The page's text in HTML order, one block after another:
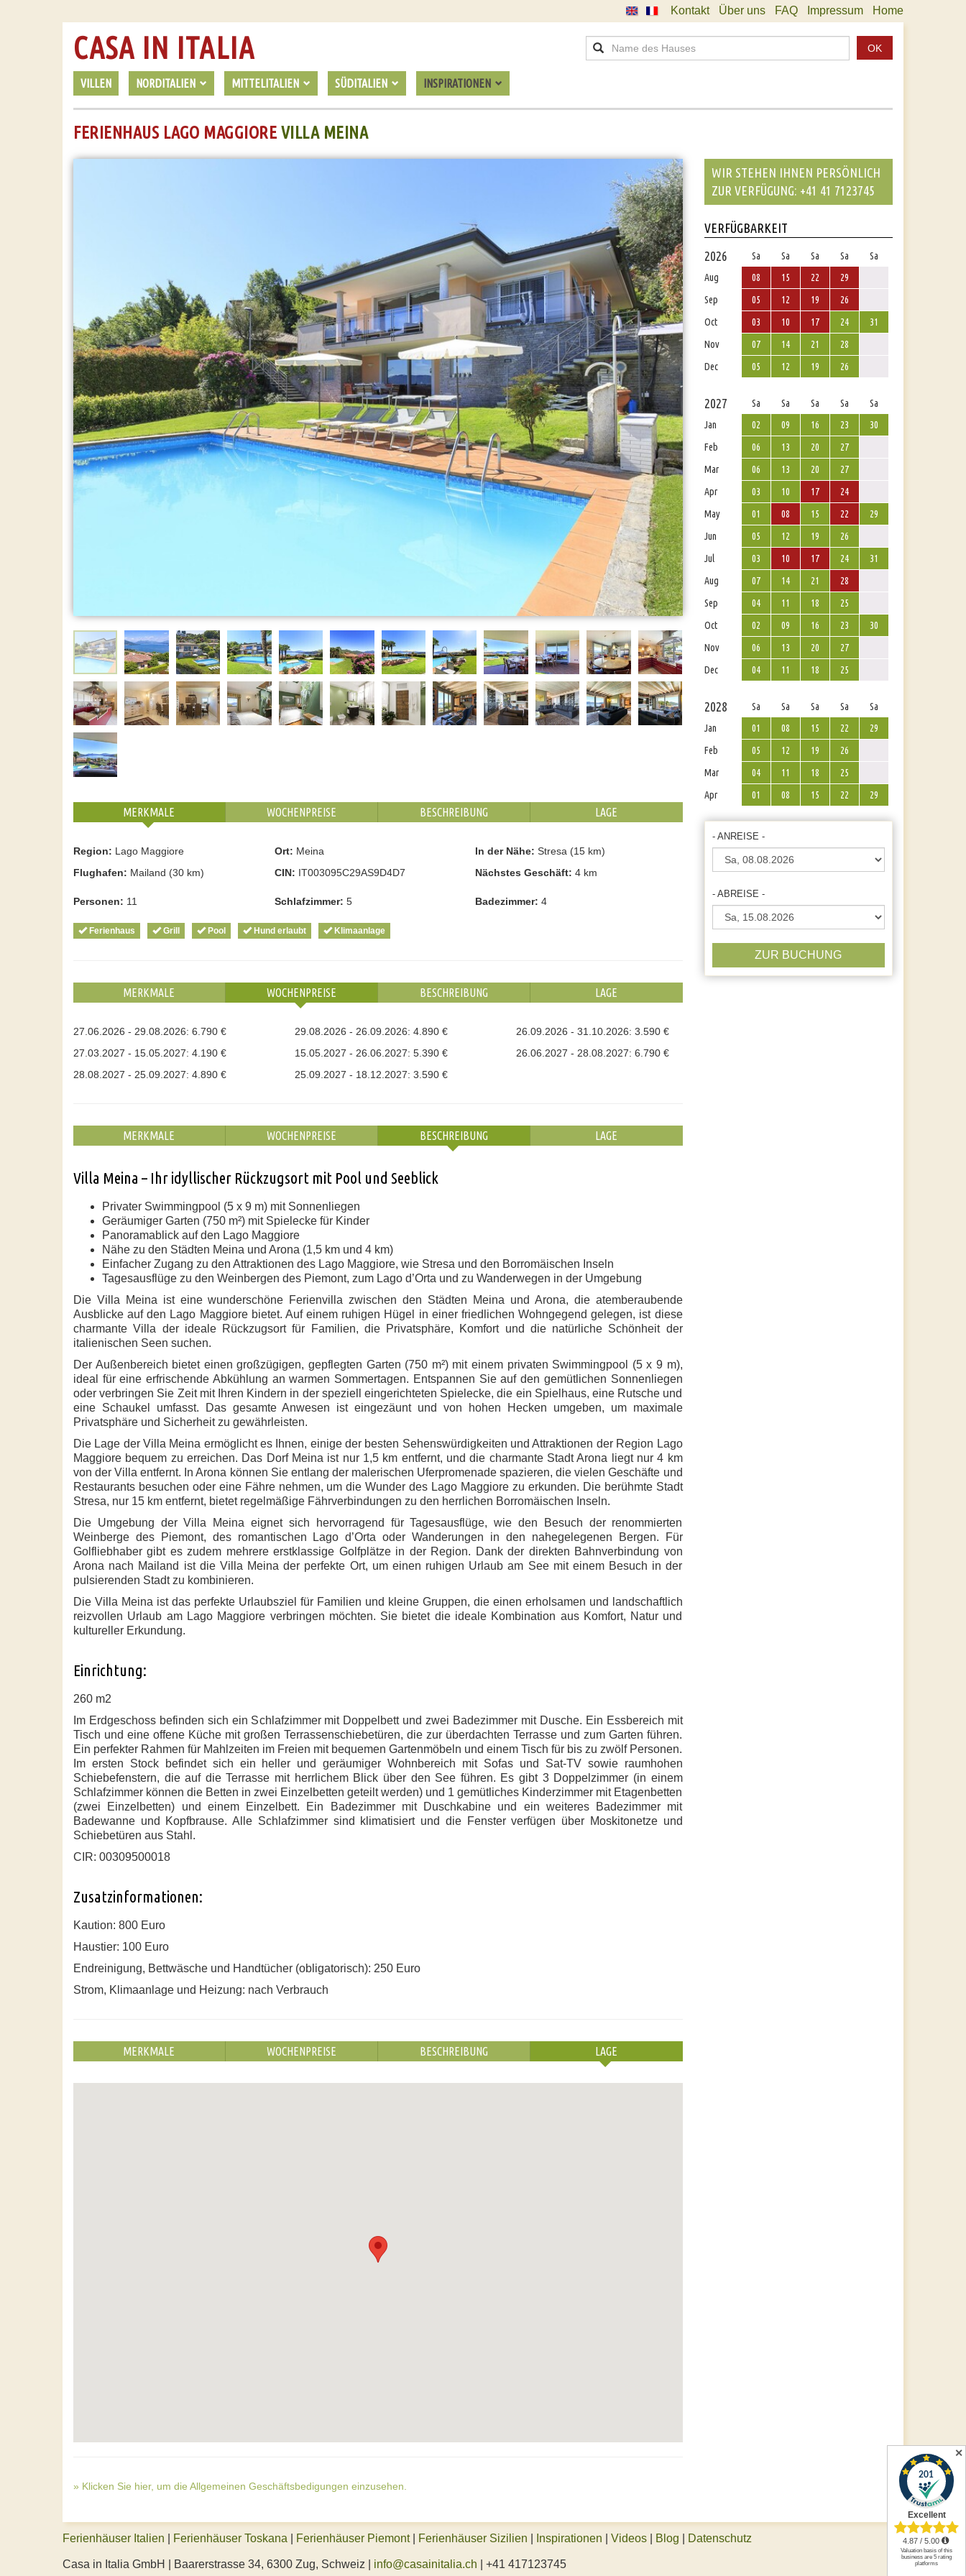
Kontakt Über uns FAQ Impressum Home
VILLEN NORDITALIEN MITTELITALIEN SÜDITALIEN INSPIRATIONEN
CASA IN ITALIA OK
FERIENHAUS LAGO MAGGIORE VILLA MEINA
MERKMALE WOCHENPREISE BESCHREIBUNG LAGE
Region: Lago Maggiore Ort: Meina In der Nähe: Stresa (15 km)
Flughafen: Mailand (30 km) CIN: IT003095C29AS9D4D7 Nächstes Geschäft: 4 km
Personen: 11 Schlafzimmer: 5 Badezimmer: 4
Ferienhaus Grill Pool Hund erlaubt Klimaanlage
MERKMALE WOCHENPREISE BESCHREIBUNG LAGE
27.06.2026 - 29.08.2026: 6.790 € 29.08.2026 - 26.09.2026: 4.890 €
26.09.2026 - 31.10.2026: 3.590 €
27.03.2027 - 15.05.2027: 4.190 €
15.05.2027 - 26.06.2027: 5.390 €
26.06.2027 - 28.08.2027: 6.790 €
28.08.2027 - 25.09.2027: 4.890 €
25.09.2027 - 18.12.2027: 3.590 €
MERKMALE WOCHENPREISE BESCHREIBUNG LAGE
Villa Meina – Ihr idyllischer Rückzugsort mit Pool und Seeblick
Privater Swimmingpool (5 x 9 m) mit Sonnenliegen
Geräumiger Garten (750 m²) mit Spielecke für Kinder
Panoramablick auf den Lago Maggiore
Nähe zu den Städten Meina und Arona (1,5 km und 4 km)
Einfacher Zugang zu den Attraktionen des Lago Maggiore, wie Stresa und den Borromäischen Inseln
Tagesausflüge zu den Weinbergen des Piemont, zum Lago d’Orta und zu Wanderwegen in der Umgebung
Die Villa Meina ist eine wunderschöne Ferienvilla zwischen den Städten Meina und Arona, die atemberaubende
Ausblicke auf den Lago Maggiore bietet. Auf einem ruhigen Hügel in einer friedlichen Wohngegend gelegen, ist diese
charmante Villa der ideale Rückzugsort für Familien, die Privatsphäre, Komfort und die natürliche Schönheit der
italienischen Seen suchen.
Der Außenbereich bietet einen großzügigen, gepflegten Garten (750 m²) mit einem privaten Swimmingpool (5 x 9 m),
ideal für eine erfrischende Abkühlung an warmen Sommertagen. Entspannen Sie auf den gemütlichen Sonnenliegen
oder verbringen Sie Zeit mit Ihren Kindern in der speziell eingerichteten Spielecke, die ein Spielhaus, eine Rutsche und
eine Schaukel umfasst. Das gesamte Anwesen ist eingezäunt und von hohen Hecken umgeben, um maximale
Privatsphäre und Sicherheit zu gewährleisten.
Die Lage der Villa Meina ermöglicht es Ihnen, einige der besten Sehenswürdigkeiten und Attraktionen der Region Lago
Maggiore bequem zu erreichen. Das Dorf Meina ist nur 1,5 km entfernt, und die charmante Stadt Arona liegt nur 4 km
von der Villa entfernt. In Arona können Sie entlang der malerischen Uferpromenade spazieren, die vielen Geschäfte und
Restaurants besuchen oder eine Fähre nehmen, um die Wunder des Lago Maggiore zu erkunden. Die berühmte Stadt
Stresa, nur 15 km entfernt, bietet regelmäßige Fährverbindungen zu den herrlichen Borromäischen Inseln.
Die Umgebung der Villa Meina eignet sich hervorragend für Tagesausflüge, wie den Besuch der renommierten
Weinberge des Piemont, des romantischen Lago d’Orta oder Wanderungen in den nahegelegenen Bergen. Für
Golfliebhaber gibt es zudem mehrere erstklassige Golfplätze in der Region. Dank der direkten Bahnverbindung von
Arona nach Mailand ist die Villa Meina der perfekte Ort, um einen ruhigen Urlaub am See mit einem Besuch in der
pulsierenden Stadt zu kombinieren.
Die Villa Meina ist das perfekte Urlaubsziel für Familien und kleine Gruppen, die einen erholsamen und landschaftlich
reizvollen Urlaub am Lago Maggiore verbringen möchten. Sie bietet die ideale Kombination aus Komfort, Natur und
kultureller Erkundung.
Einrichtung:
260 m2
Im Erdgeschoss befinden sich ein Schlafzimmer mit Doppelbett und zwei Badezimmer mit Dusche. Ein Essbereich mit
Tisch und eine offene Küche mit großen Terrassenschiebetüren, die zur überdachten Terrasse und zum Garten führen.
Ein perfekter Rahmen für Mahlzeiten im Freien mit bequemen Gartenmöbeln und einem Tisch für bis zu zwölf Personen.
Im ersten Stock befindet sich ein heller und geräumiger Wohnbereich mit Sofas und Sat-TV sowie raumhohen
Schiebefenstern, die auf die Terrasse mit herrlichem Blick über den See führen. Es gibt 3 Doppelzimmer (in einem
Schlafzimmer können die Betten in zwei Einzelbetten geteilt werden) und 1 gemütliches Kinderzimmer mit Etagenbetten
(zwei Einzelbetten) und einem Einzelbett. Ein Badezimmer mit Duschkabine und ein weiteres Badezimmer mit
Badewanne und Kopfbrause. Alle Schlafzimmer sind klimatisiert und die Fenster verfügen über Moskitonetze und
Schiebetüren aus Stahl.
CIR: 00309500018
Zusatzinformationen:
Kaution: 800 Euro
Haustier: 100 Euro
Endreinigung, Bettwäsche und Handtücher (obligatorisch): 250 Euro
Strom, Klimaanlage und Heizung: nach Verbrauch
MERKMALE WOCHENPREISE BESCHREIBUNG LAGE
» Klicken Sie hier, um die Allgemeinen Geschäftsbedigungen einzusehen.
WIR STEHEN IHNEN PERSÖNLICH
ZUR VERFÜGUNG: +41 41 7123745
VERFÜGBARKEIT
2026
Sa Sa Sa Sa
Sa
Aug
08 15 22
29
Sep
05 12 19
26
Oct
03 10 17 24
31
Nov
07 14 21
28
Dec
05 12 19 26
2027 Sa Sa Sa Sa
Sa
Jan
02 09 16 23
30
Feb
06 13 20
27
Mar
06 13 20
27
Apr
03 10 17
24
May
01 08 15 22
29
Jun
05 12 19
26
Jul
03 10 17 24
31
Aug
07 14 21
28
Sep
04 11 18
25
Oct
02 09 16 23
30
Nov
06 13 20
27
Dec
04 11 18 25
2028 Sa Sa Sa Sa
Sa
Jan
01 08 15 22
29
Feb
05 12 19
26
Mar
04 11 18
25
Apr
01 08 15 22 29
- ANREISE -
- ABREISE -
ZUR BUCHUNG
Ferienhäuser Italien Ferienhäuser Toskana Ferienhäuser Piemont| Ferienhäuser Sizilien Inspirationen Videos Blog Datenschutz
Casa in Italia GmbH | Baarerstrasse 34, 6300 Zug, Schweiz | info@casainitalia.ch | +41 417123745
✕